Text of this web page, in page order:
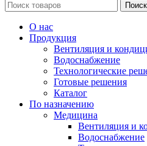
Поиск
О нас
Продукция
Вентиляция и
Водоснабжение
Технологические
Готовые решения
Каталог
По назначению
Медицина
Вентиляция и
Водоснабжение